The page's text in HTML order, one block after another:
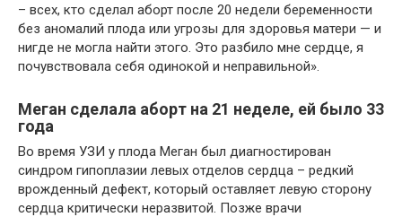
– всех, кто сделал аборт после 20 недели беременности
без аномалий плода или угрозы для здоровья матери — и
нигде не могла найти этого. Это разбило мне сердце, я
почувствовала себя одинокой и неправильной».
Меган сделала аборт на 21 неделе, ей было 33
года
Во время УЗИ у плода Меган был диагностирован
синдром гипоплазии левых отделов сердца – редкий
врожденный дефект, который оставляет левую сторону
сердца критически неразвитой. Позже врачи